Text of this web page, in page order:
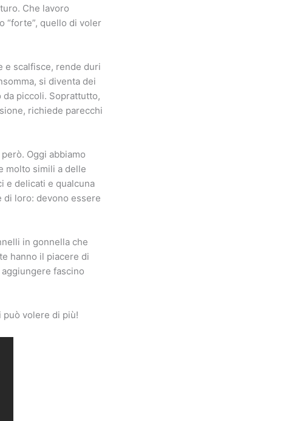
Che lavoro
“forte”, quello di voler
e scalfisce, rende duri
si diventa dei
piccoli. Soprattutto,
richiede parecchi
Oggi abbiamo
molto simili a delle
e delicati e qualcuna
di loro: devono essere
in gonnella che
hanno il piacere di
fascino
può volere di più!